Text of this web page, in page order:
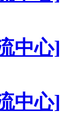
中心]
中心]